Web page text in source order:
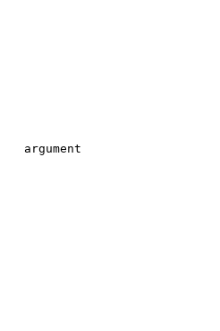
argument